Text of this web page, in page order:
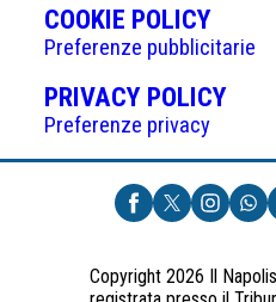
COOKIE POLICY(APRE
IN
UNA
NUOVA
Preferenze pubblicitarie
PRIVACY POLICY(APRE
UNA
Preferenze privacy
Copyright 2026 Il